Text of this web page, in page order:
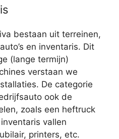
bestaan uit terreinen,
en inventaris. Dit
(lange termijn)
verstaan we
De categorie
ook de
zoals een heftruck
vallen
printers, etc.